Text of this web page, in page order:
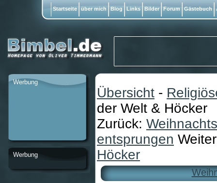
Übersicht -
der Welt & Höcker
Zurück:
entsprungen
Höcker
Werbung
Werbung
Startseite über mich Blog Links Bilder Forum Gästebuch